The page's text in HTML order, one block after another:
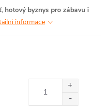
hotový byznys pro zábavu i
informace